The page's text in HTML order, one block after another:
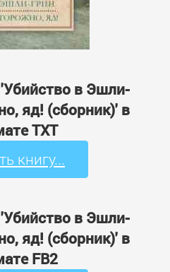
'Убийство в Эшли-
яд! (сборник)' в
TXT
книгу...
'Убийство в Эшли-
яд! (сборник)' в
FB2